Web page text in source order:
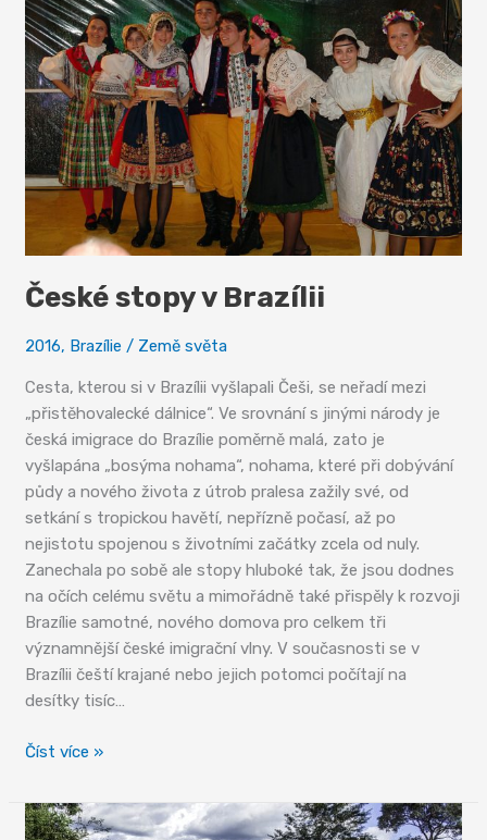
České stopy v Brazílii
2016, Brazílie / Země světa
Cesta, kterou si v Brazílii vyšlapali Češi, se neřadí mezi
„přistěhovalecké dálnice“. Ve srovnání s jinými národy je
česká imigrace do Brazílie poměrně malá, zato je
vyšlapána „bosýma nohama“, nohama, které při dobývání
půdy a nového života z útrob pralesa zažily své, od
setkání s tropickou havětí, nepřízně počasí, až po
nejistotu spojenou s životními začátky zcela od nuly.
Zanechala po sobě ale stopy hluboké tak, že jsou dodnes
na očích celému světu a mimořádně také přispěly k rozvoji
Brazílie samotné, nového domova pro celkem tři
významnější české imigrační vlny. V současnosti se v
Brazílii čeští krajané nebo jejich potomci počítají na
desítky tisíc…
České
v
Brazílii
Číst více »